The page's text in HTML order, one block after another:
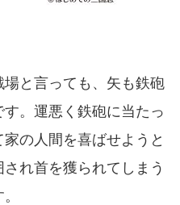
と言っても、矢も鉄砲
。運悪く鉄砲に当たっ
の人間を喜ばせようと
れ首を獲られてしまう